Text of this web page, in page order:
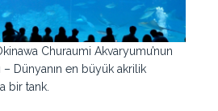
Churaumi Akvaryumu’nun
– Dünyanın en büyük akrilik
bir tank.